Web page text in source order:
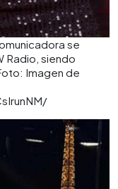
se
Radio, siendo
Imagen de